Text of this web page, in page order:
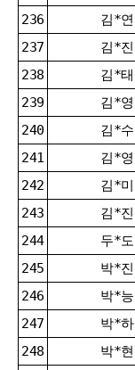
236
김*연
237
김*진
238
김*태
239
김*영
240
김*수
241
김*영
242
김*미
243
김*진
244
두*도
245
박*진
246
박*능
247
박*하
248
박*현